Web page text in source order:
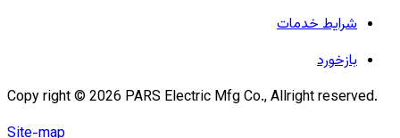
شرایط خدمات
بازخورد
Copy right © 2026 PARS Electric Mfg Co., Allright reserved.